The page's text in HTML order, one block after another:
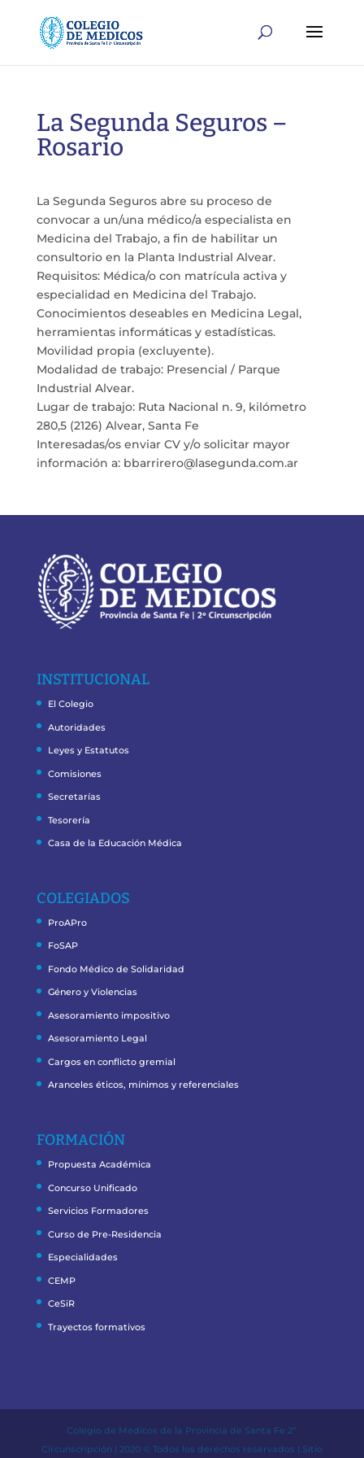
La Segunda Seguros –
Rosario
La Segunda Seguros abre su proceso de
convocar a un/una médico/a especialista en
Medicina del Trabajo, a fin de habilitar un
consultorio en la Planta Industrial Alvear.
Requisitos: Médica/o con matrícula activa y
especialidad en Medicina del Trabajo.
Conocimientos deseables en Medicina Legal,
herramientas informáticas y estadísticas.
Movilidad propia (excluyente).
Modalidad de trabajo: Presencial / Parque
Industrial Alvear.
Lugar de trabajo: Ruta Nacional n. 9, kilómetro
280,5 (2126) Alvear, Santa Fe
Interesadas/os enviar CV y/o solicitar mayor
información a: bbarrirero@lasegunda.com.ar
INSTITUCIONAL
El Colegio
Autoridades
Leyes y Estatutos
Comisiones
Secretarías
Tesorería
Casa de la Educación Médica
COLEGIADOS
ProAPro
FoSAP
Fondo Médico de Solidaridad
Género y Violencias
Asesoramiento impositivo
Asesoramiento Legal
Cargos en conflicto gremial
Aranceles éticos, mínimos y referenciales
FORMACIÓN
Propuesta Académica
Concurso Unificado
Servicios Formadores
Curso de Pre-Residencia
Especialidades
CEMP
CeSiR
Trayectos formativos
Colegio de Médicos de la Provincia de Santa Fe 2º
Circunscripción | 2020 © Todos los derechos reservados | Sitio